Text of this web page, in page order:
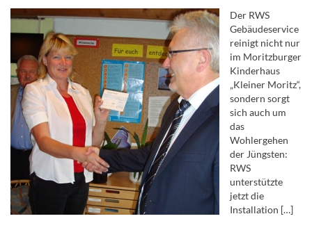
Der RWS
Gebäudeservice
reinigt nicht nur
im Moritzburger
Kinderhaus
„Kleiner Moritz“,
sondern sorgt
sich auch um
das
Wohlergehen
der Jüngsten:
RWS
unterstützte
jetzt die
Installation […]